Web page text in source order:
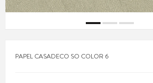
PAPEL CASADECO SO COLOR 6